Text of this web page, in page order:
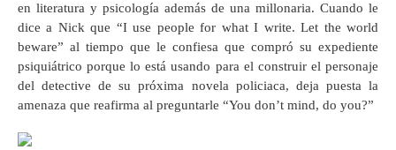
en literatura y psicología además de una millonaria. Cuando le
dice a Nick que “I use people for what I write. Let the world
beware” al tiempo que le confiesa que compró su expediente
psiquiátrico porque lo está usando para el construir el personaje
del detective de su próxima novela policiaca, deja puesta la
amenaza que reafirma al preguntarle “You don’t mind, do you?”